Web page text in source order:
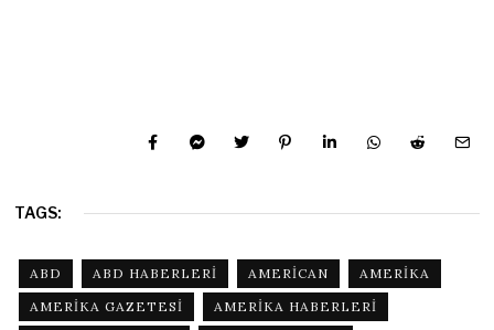
TAGS:
ABD ABD HABERLERI AMERICAN
AMERIKA
AMERIKA GAZETESI
AMERIKA HABERLERI